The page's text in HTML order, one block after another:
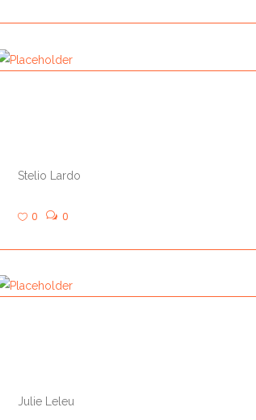
Stelio Lardo
0 0
Julie Leleu